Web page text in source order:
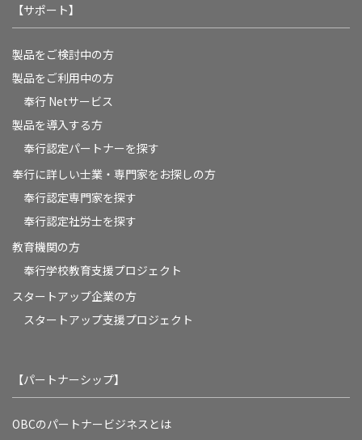
【サポート】
製品をご検討中の方
製品をご利用中の方
奉行 Netサービス
製品を導入する方
奉行認定パートナーを探す
奉行に詳しい士業・専門家をお探しの方
奉行認定専門家を探す
奉行認定社労士を探す
教育機関の方
奉⾏学校教育⽀援プロジェクト
スタートアップ企業の方
スタートアップ支援プロジェクト
【パートナーシップ】
OBCのパートナービジネスとは